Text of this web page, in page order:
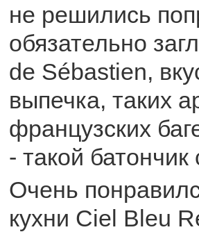
не решились
обязательно
de Sébastien,
выпечка, таких
французских
- такой батончик
Очень
кухни Ciel Bleu